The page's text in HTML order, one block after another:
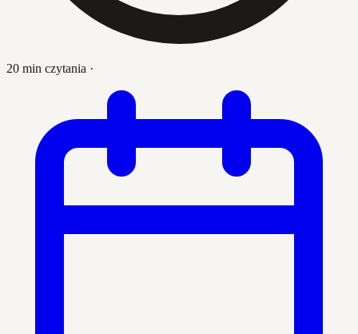
20 min czytania ·